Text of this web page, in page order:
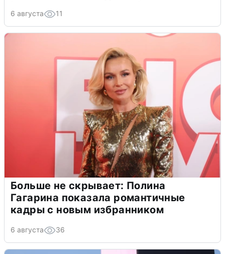
6 августа 11
Больше не скрывает: Полина
Гагарина показала романтичные
кадры с новым избранником
6 августа 36